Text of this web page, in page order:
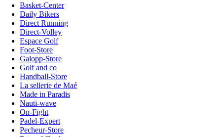
Basket-Center
Daily Bikers
Direct Running
Direct-Volley
Espace Golf
Foot-Store
Galopp-Store
Golf and co
Handball-Store
La sellerie de Maé
Made in Paradis
Nauti-wave
On-Fight
Padel-Expert
Pecheur-Store